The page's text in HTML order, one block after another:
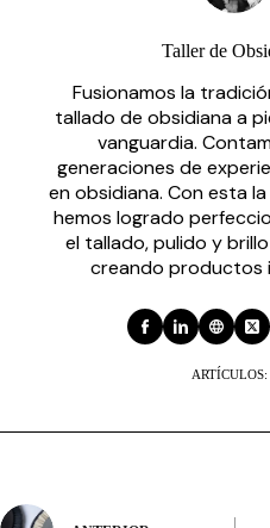
Taller de
Fusionamos la
tallado de obsidiana a
vanguardia.
generaciones de
en obsidiana. Con esta
hemos logrado
el tallado, pulido y
creando productos
ARTÍCULOS: